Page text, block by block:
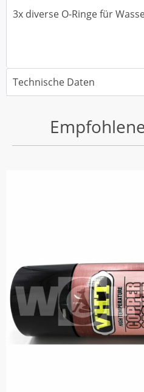
3x diverse O-Ringe für
Technische Daten